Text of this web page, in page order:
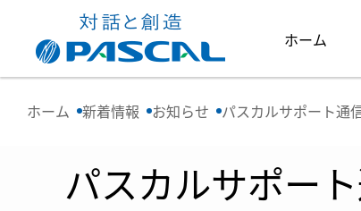
ホーム
ホーム 新着情報 お知らせ パスカルサポート
パスカルサポー